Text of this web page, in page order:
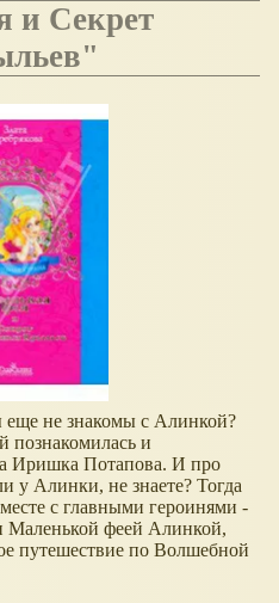
не знакомы с Алинкой?
познакомилась и
Иришка Потапова. И про
у Алинки, не знаете? Тогда
с главными героинями -
Маленькой феей Алинкой,
путешествие по Волшебной